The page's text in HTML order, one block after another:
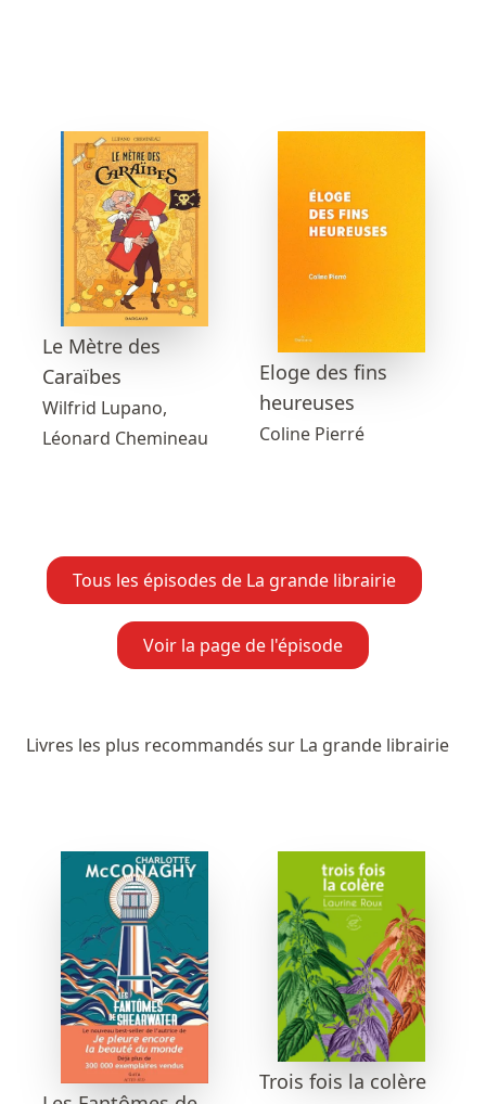
Le Mètre des
Caraïbes
Wilfrid Lupano,
Léonard Chemineau
Eloge des fins
heureuses
Coline Pierré
Tous les épisodes de La grande librairie
Voir la page de l'épisode
Livres les plus recommandés sur La grande librairie
Trois fois la colère